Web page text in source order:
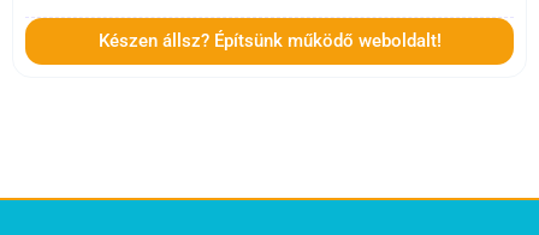
Készen állsz? Építsünk működő weboldalt!